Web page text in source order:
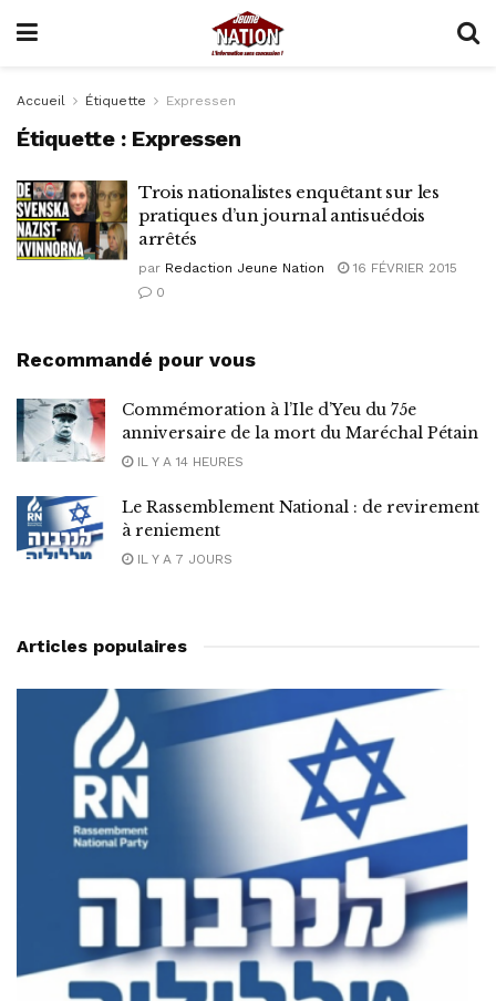
Accueil Étiquette Expressen
Étiquette : Expressen
Trois nationalistes enquêtant sur les
pratiques d’un journal antisuédois
arrêtés
par Redaction Jeune Nation
16 FÉVRIER 2015
0
Recommandé pour vous
Commémoration à l’Ile d’Yeu du 75e
anniversaire de la mort du Maréchal Pétain
IL Y A 14 HEURES
Le Rassemblement National : de revirement
à reniement
IL Y A 7 JOURS
Articles populaires